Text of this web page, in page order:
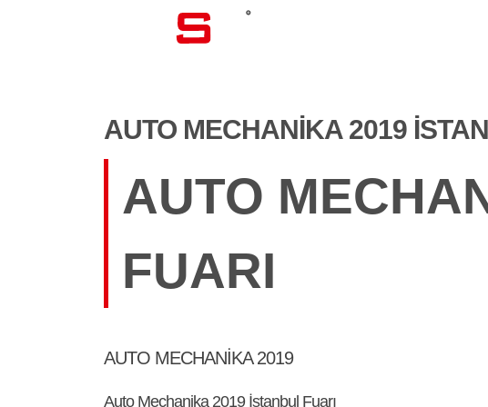
AUTO MECHANIKA 2019
AUTO
FUARI
AUTO MECHANIKA 2019
Auto Mechanika 2019 İstanbul Fuarı